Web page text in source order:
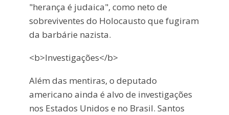
"herança é judaica", como neto de
sobreviventes do Holocausto que fugiram
da barbárie nazista.
<b>Investigações</b>
Além das mentiras, o deputado
americano ainda é alvo de investigações
nos Estados Unidos e no Brasil. Santos